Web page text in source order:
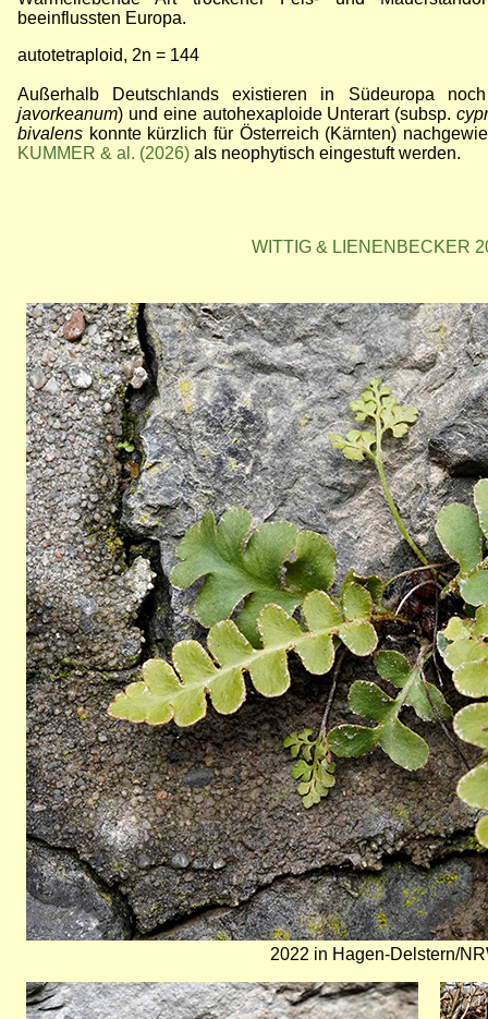
beeinflussten Europa.
autotetraploid, 2n = 144
Außerhalb Deutschlands existieren in Südeuropa
javorkeanum) und eine autohexaploide Unterart (subsp.
bivalens konnte kürzlich für Österreich (Kärnten)
KUMMER & al. (2026) als neophytisch eingestuft werden.
WITTIG & LIENENBECKER
Bild
2022 in Hagen-Delstern/
Bild
Bild